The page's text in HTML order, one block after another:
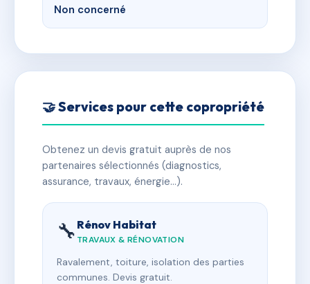
Non concerné
🤝 Services pour cette copropriété
Obtenez un devis gratuit auprès de nos
partenaires sélectionnés (diagnostics,
assurance, travaux, énergie…).
🔧 Rénov Habitat
TRAVAUX & RÉNOVATION
Ravalement, toiture, isolation des parties
communes. Devis gratuit.